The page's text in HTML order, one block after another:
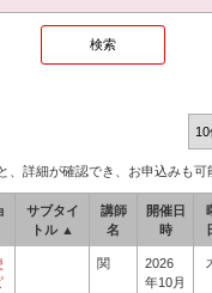
、詳細が確認でき、お申込みも可
サブタイ
トル ▲
講師
名
開催日
時
関
2026
年10月